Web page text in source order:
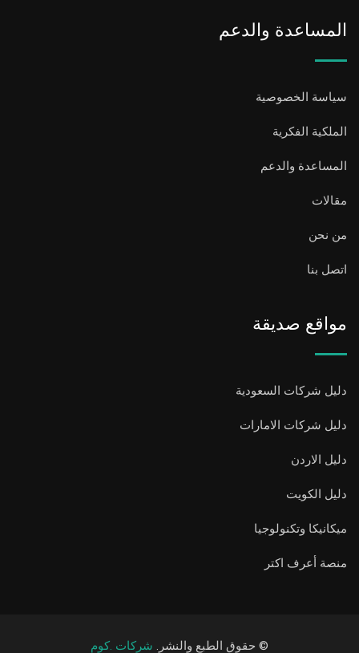
المساعدة والدعم
سياسة الخصوصية
الملكية الفكرية
المساعدة والدعم
مقالات
من نحن
اتصل بنا
مواقع صديقة
دليل شركات السعودية
دليل شركات الامارات
دليل الاردن
دليل الكويت
ميكانيكا وتكنولوجيا
منصة أعرف اكتر
© حقوق الطبع والنشر. شركات .كوم